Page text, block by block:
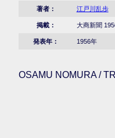
著者： 江戸川乱歩
掲載： 大商新聞
発表年： 1956年
OSAMU NOMURA /